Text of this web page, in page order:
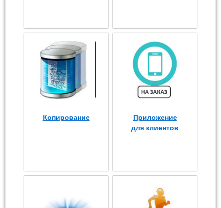
Копирование
Приложение
для клиентов